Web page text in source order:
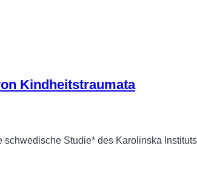
Kindheitstraumata
Studie* des Karolinska